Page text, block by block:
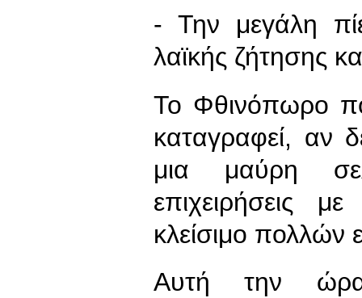
- Την μεγάλη
λαϊκής ζήτησης
Το Φθινόπωρο
καταγραφεί, αν
μια μαύρη
επιχειρήσεις
κλείσιμο πολλών
Αυτή την ώρα